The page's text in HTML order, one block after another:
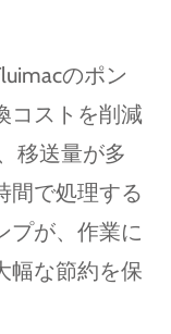
のポン
コストを削減
移送量が多
間で処理する
プが、作業に
幅な節約を保